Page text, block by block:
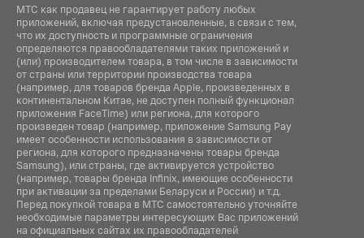
МТС как продавец не гарантирует работу любых
приложений, включая предустановленные, в связи с тем,
что их доступность и программные ограничения
определяются правообладателями таких приложений и
(или) производителем товара, в том числе в зависимости
от страны или территории производства товара
(например, для товаров бренда Apple, произведенных в
континентальном Китае, не доступен полный функционал
приложения FaceTime) или региона, для которого
произведен товар (например, приложение Samsung Pay
имеет особенности использования в зависимости от
региона, для которого предназначены товары бренда
Samsung), или страны, где активируется устройство
(например, товары бренда Infiniх, имеющие особенности
при активации за пределами Беларуси и России) и т.д.
Перед покупкой товара в МТС самостоятельно уточняйте
необходимые параметры интересующих Вас приложений
на официальных сайтах их правообладателей